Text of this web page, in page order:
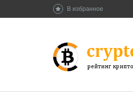
В избранное